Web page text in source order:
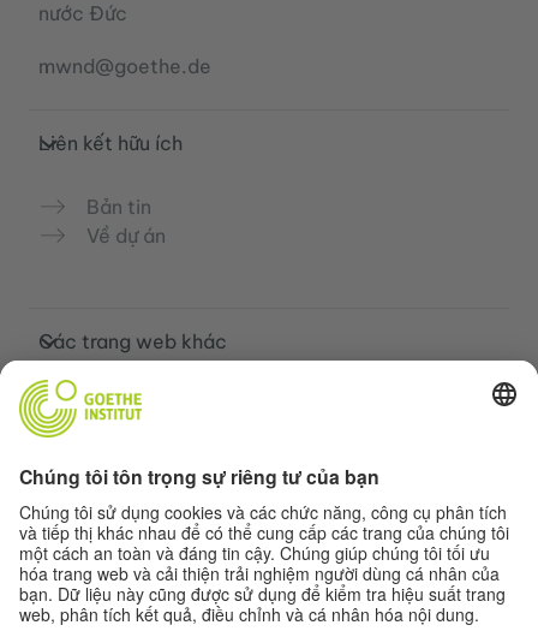
nước Đức
mwnd@goethe.de
Liên kết hữu ích
Bản tin
Về dự án
Các trang web khác
Cộng đồng „Deutsch für dich“
Các khóa học tiếng Đức của Goethe-
Institut
Cổng thông tin giáo viên “Deutschstunde”
Quyền riêng tư và khả năng tiếp cận